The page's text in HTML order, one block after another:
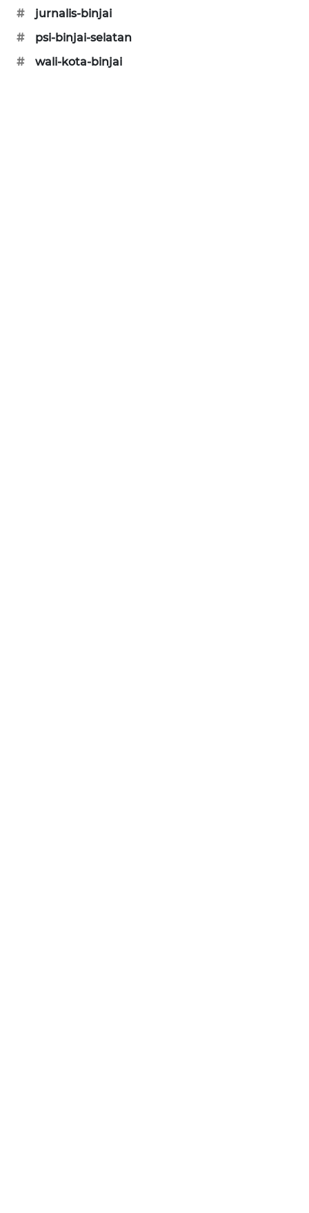
#
jurnalis-binjai
#
psi-binjai-selatan
#
wali-kota-binjai